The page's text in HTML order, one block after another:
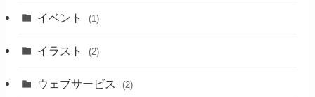
イベント (1)
イラスト (2)
ウェブサービス (2)